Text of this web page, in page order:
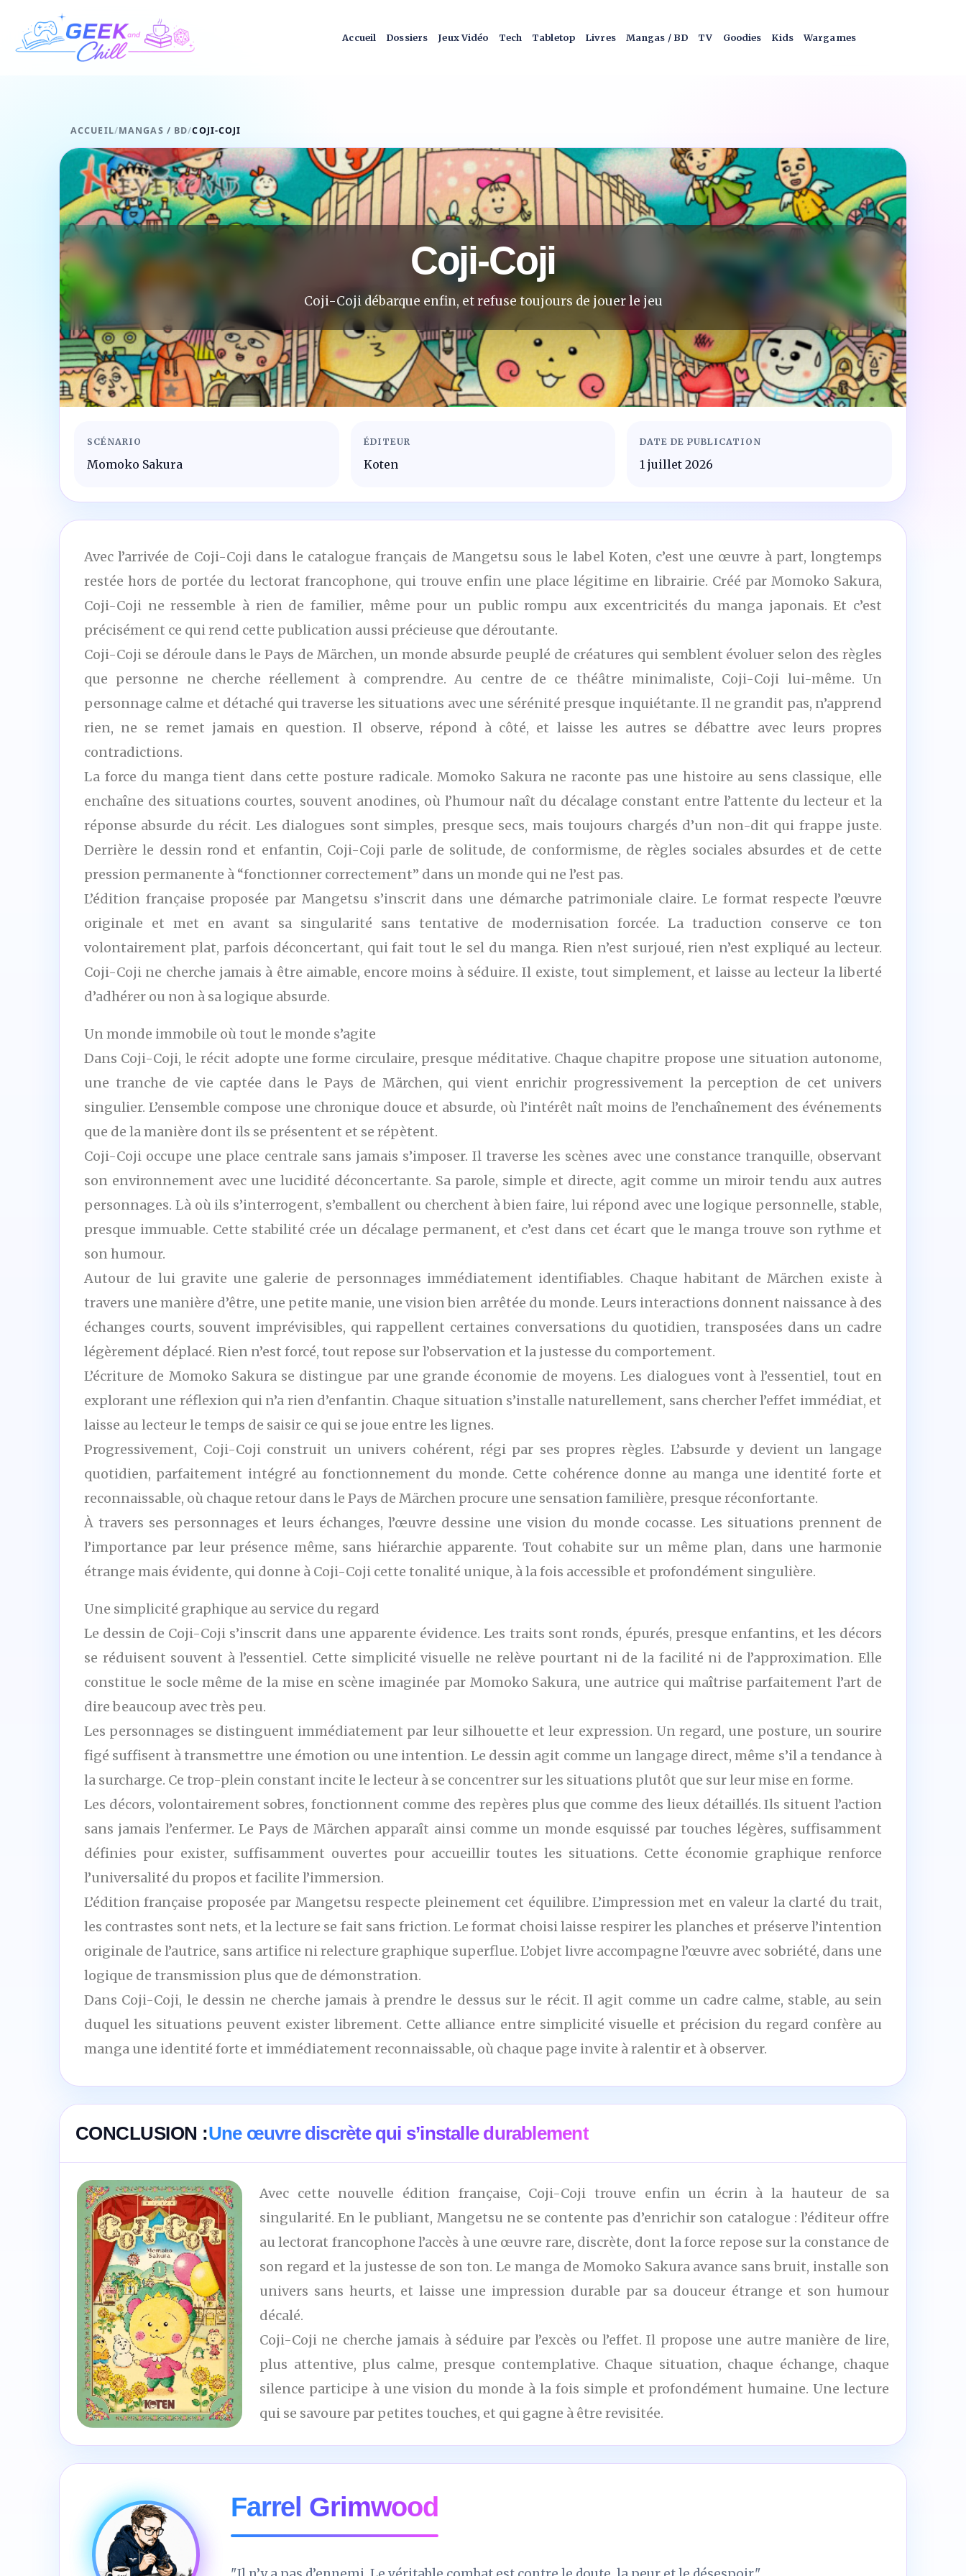
Aller au contenu
Accueil Dossiers Jeux Vidéo Tech Tabletop Livres Mangas / BD TV Goodies Kids Wargames
ACCUEIL/MANGAS / BD/COJI-COJI
Coji-Coji
Coji-Coji débarque enfin, et refuse toujours de jouer le jeu
SCÉNARIO
Momoko Sakura
ÉDITEUR
Koten
DATE DE PUBLICATION
1 juillet 2026
Avec l’arrivée de Coji-Coji dans le catalogue français de Mangetsu sous le label Koten, c’est une œuvre à part, longtemps
restée hors de portée du lectorat francophone, qui trouve enfin une place légitime en librairie. Créé par Momoko Sakura,
Coji-Coji ne ressemble à rien de familier, même pour un public rompu aux excentricités du manga japonais. Et c’est
précisément ce qui rend cette publication aussi précieuse que déroutante.
Coji-Coji se déroule dans le Pays de Märchen, un monde absurde peuplé de créatures qui semblent évoluer selon des règles
que personne ne cherche réellement à comprendre. Au centre de ce théâtre minimaliste, Coji-Coji lui-même. Un
personnage calme et détaché qui traverse les situations avec une sérénité presque inquiétante. Il ne grandit pas, n’apprend
rien, ne se remet jamais en question. Il observe, répond à côté, et laisse les autres se débattre avec leurs propres
contradictions.
La force du manga tient dans cette posture radicale. Momoko Sakura ne raconte pas une histoire au sens classique, elle
enchaîne des situations courtes, souvent anodines, où l’humour naît du décalage constant entre l’attente du lecteur et la
réponse absurde du récit. Les dialogues sont simples, presque secs, mais toujours chargés d’un non-dit qui frappe juste.
Derrière le dessin rond et enfantin, Coji-Coji parle de solitude, de conformisme, de règles sociales absurdes et de cette
pression permanente à “fonctionner correctement” dans un monde qui ne l’est pas.
L’édition française proposée par Mangetsu s’inscrit dans une démarche patrimoniale claire. Le format respecte l’œuvre
originale et met en avant sa singularité sans tentative de modernisation forcée. La traduction conserve ce ton
volontairement plat, parfois déconcertant, qui fait tout le sel du manga. Rien n’est surjoué, rien n’est expliqué au lecteur.
Coji-Coji ne cherche jamais à être aimable, encore moins à séduire. Il existe, tout simplement, et laisse au lecteur la liberté
d’adhérer ou non à sa logique absurde.
Un monde immobile où tout le monde s’agite
Dans Coji-Coji, le récit adopte une forme circulaire, presque méditative. Chaque chapitre propose une situation autonome,
une tranche de vie captée dans le Pays de Märchen, qui vient enrichir progressivement la perception de cet univers
singulier. L’ensemble compose une chronique douce et absurde, où l’intérêt naît moins de l’enchaînement des événements
que de la manière dont ils se présentent et se répètent.
Coji-Coji occupe une place centrale sans jamais s’imposer. Il traverse les scènes avec une constance tranquille, observant
son environnement avec une lucidité déconcertante. Sa parole, simple et directe, agit comme un miroir tendu aux autres
personnages. Là où ils s’interrogent, s’emballent ou cherchent à bien faire, lui répond avec une logique personnelle, stable,
presque immuable. Cette stabilité crée un décalage permanent, et c’est dans cet écart que le manga trouve son rythme et
son humour.
Autour de lui gravite une galerie de personnages immédiatement identifiables. Chaque habitant de Märchen existe à
travers une manière d’être, une petite manie, une vision bien arrêtée du monde. Leurs interactions donnent naissance à des
échanges courts, souvent imprévisibles, qui rappellent certaines conversations du quotidien, transposées dans un cadre
légèrement déplacé. Rien n’est forcé, tout repose sur l’observation et la justesse du comportement.
L’écriture de Momoko Sakura se distingue par une grande économie de moyens. Les dialogues vont à l’essentiel, tout en
explorant une réflexion qui n’a rien d’enfantin. Chaque situation s’installe naturellement, sans chercher l’effet immédiat, et
laisse au lecteur le temps de saisir ce qui se joue entre les lignes.
Progressivement, Coji-Coji construit un univers cohérent, régi par ses propres règles. L’absurde y devient un langage
quotidien, parfaitement intégré au fonctionnement du monde. Cette cohérence donne au manga une identité forte et
reconnaissable, où chaque retour dans le Pays de Märchen procure une sensation familière, presque réconfortante.
À travers ses personnages et leurs échanges, l’œuvre dessine une vision du monde cocasse. Les situations prennent de
l’importance par leur présence même, sans hiérarchie apparente. Tout cohabite sur un même plan, dans une harmonie
étrange mais évidente, qui donne à Coji-Coji cette tonalité unique, à la fois accessible et profondément singulière.
Une simplicité graphique au service du regard
Le dessin de Coji-Coji s’inscrit dans une apparente évidence. Les traits sont ronds, épurés, presque enfantins, et les décors
se réduisent souvent à l’essentiel. Cette simplicité visuelle ne relève pourtant ni de la facilité ni de l’approximation. Elle
constitue le socle même de la mise en scène imaginée par Momoko Sakura, une autrice qui maîtrise parfaitement l’art de
dire beaucoup avec très peu.
Les personnages se distinguent immédiatement par leur silhouette et leur expression. Un regard, une posture, un sourire
figé suffisent à transmettre une émotion ou une intention. Le dessin agit comme un langage direct, même s’il a tendance à
la surcharge. Ce trop-plein constant incite le lecteur à se concentrer sur les situations plutôt que sur leur mise en forme.
Les décors, volontairement sobres, fonctionnent comme des repères plus que comme des lieux détaillés. Ils situent l’action
sans jamais l’enfermer. Le Pays de Märchen apparaît ainsi comme un monde esquissé par touches légères, suffisamment
définies pour exister, suffisamment ouvertes pour accueillir toutes les situations. Cette économie graphique renforce
l’universalité du propos et facilite l’immersion.
L’édition française proposée par Mangetsu respecte pleinement cet équilibre. L’impression met en valeur la clarté du trait,
les contrastes sont nets, et la lecture se fait sans friction. Le format choisi laisse respirer les planches et préserve l’intention
originale de l’autrice, sans artifice ni relecture graphique superflue. L’objet livre accompagne l’œuvre avec sobriété, dans une
logique de transmission plus que de démonstration.
Dans Coji-Coji, le dessin ne cherche jamais à prendre le dessus sur le récit. Il agit comme un cadre calme, stable, au sein
duquel les situations peuvent exister librement. Cette alliance entre simplicité visuelle et précision du regard confère au
manga une identité forte et immédiatement reconnaissable, où chaque page invite à ralentir et à observer.
CONCLUSION :Une œuvre discrète qui s’installe durablement
8
/10
Avec cette nouvelle édition française, Coji-Coji trouve enfin un écrin à la hauteur de sa
singularité. En le publiant, Mangetsu ne se contente pas d’enrichir son catalogue : l’éditeur offre
au lectorat francophone l’accès à une œuvre rare, discrète, dont la force repose sur la constance de
son regard et la justesse de son ton. Le manga de Momoko Sakura avance sans bruit, installe son
univers sans heurts, et laisse une impression durable par sa douceur étrange et son humour
décalé.
Coji-Coji ne cherche jamais à séduire par l’excès ou l’effet. Il propose une autre manière de lire,
plus attentive, plus calme, presque contemplative. Chaque situation, chaque échange, chaque
silence participe à une vision du monde à la fois simple et profondément humaine. Une lecture
qui se savoure par petites touches, et qui gagne à être revisitée.
Farrel Grimwood